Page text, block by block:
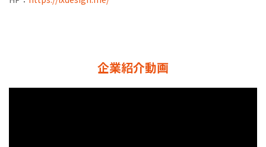
企業紹介動画